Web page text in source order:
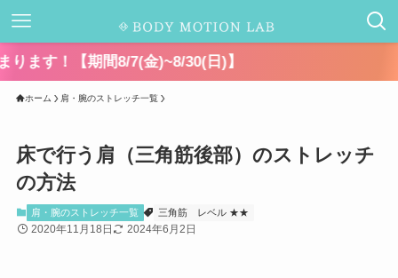
期間8/7(金)~8/30(日)】
ホーム 肩・腕のストレッチ一覧
床で行う肩（三角筋後部）のストレッチ
の方法
肩・腕のストレッチ一覧 三角筋 レベル ★★
2020年11月18日 2024年6月2日